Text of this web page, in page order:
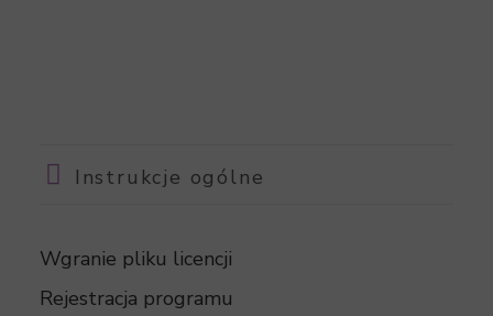
Instrukcje ogólne
Wgranie pliku licencji
Rejestracja programu